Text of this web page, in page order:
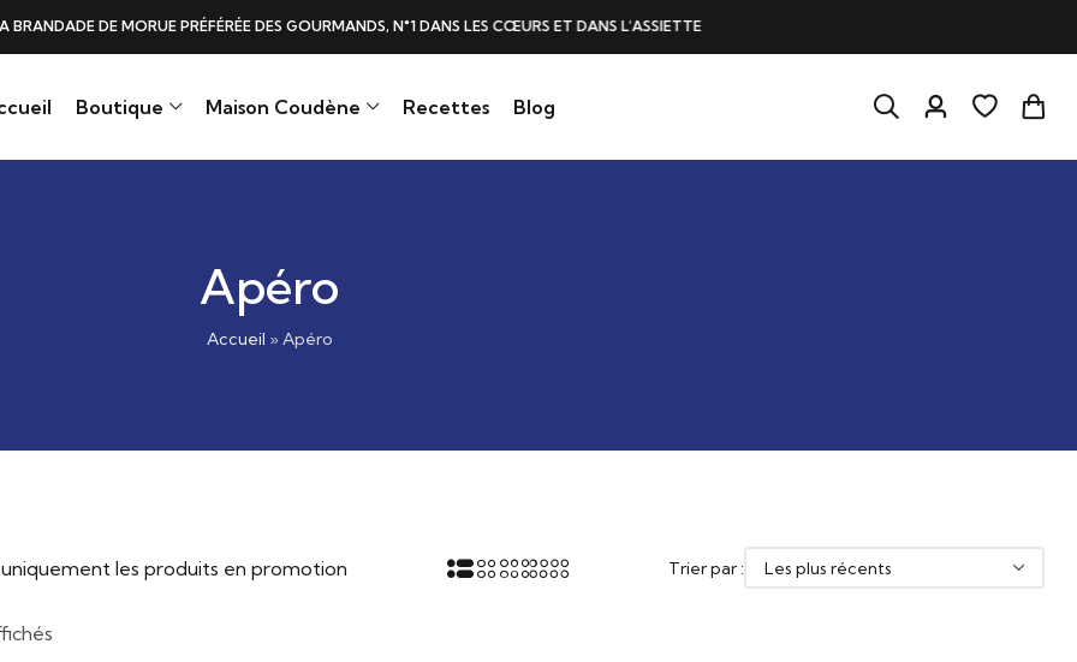
DE MORUE PRÉFÉRÉE DES GOURMANDS, N°1 DANS LES CŒURS ET DANS L’ASSIETTE
Boutique Maison Coudène Recettes Blog
Apéro
Accueil » Apéro
les produits en promotion Trier par :